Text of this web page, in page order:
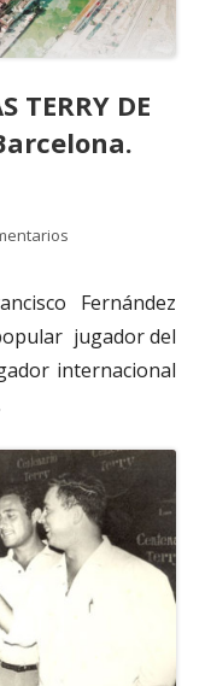
TERRY DE
Fernández
jugador del
internacional